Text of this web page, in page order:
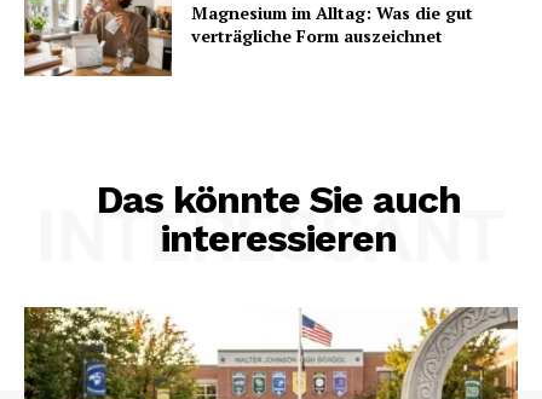
Magnesium im Alltag: Was die gut
verträgliche Form auszeichnet
Das könnte Sie auch
interessieren
INTERESSANT